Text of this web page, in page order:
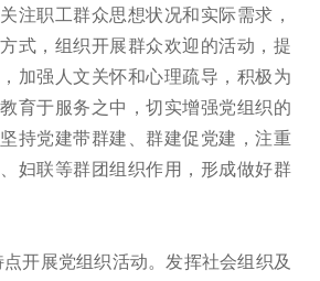
注职工群众思想状况和实际需求，
式，组织开展群众欢迎的活动，提
加强人文关怀和心理疏导，积极为
育于服务之中，切实增强党组织的
持党建带群建、群建促党建，注重
妇联等群团组织作用，形成做好群
开展党组织活动。发挥社会组织及